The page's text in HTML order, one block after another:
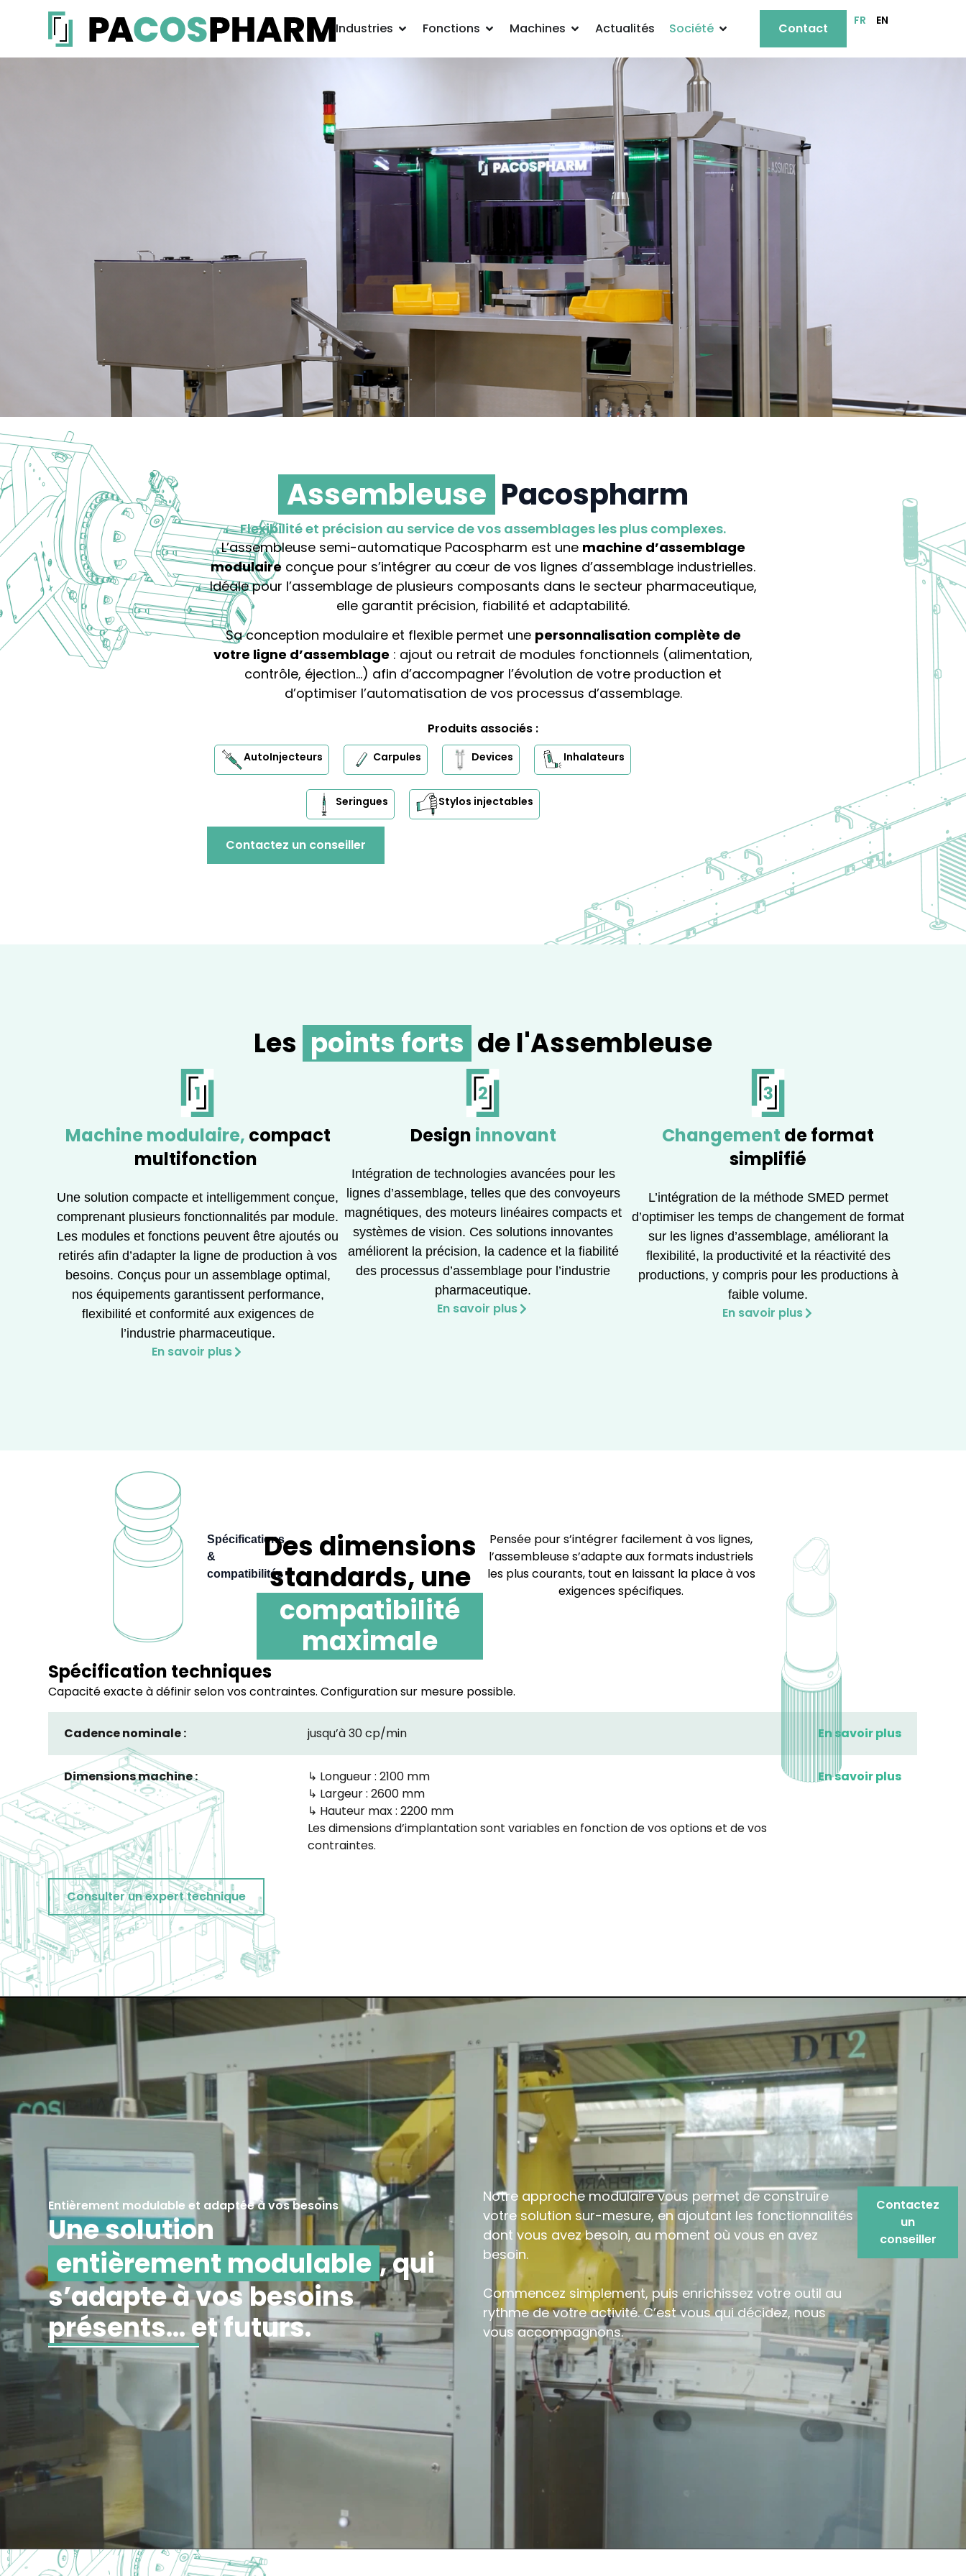
Industries Fonctions Machines Actualités Société Contact
FR EN
Assembleuse Pacospharm
Flexibilité et précision au service de vos assemblages les plus complexes.
L’assembleuse semi-automatique Pacospharm est une machine d’assemblage
modulaire conçue pour s’intégrer au cœur de vos lignes d’assemblage industrielles.
Idéale pour l’assemblage de plusieurs composants dans le secteur pharmaceutique,
elle garantit précision, fiabilité et adaptabilité.
Sa conception modulaire et flexible permet une personnalisation complète de
votre ligne d’assemblage : ajout ou retrait de modules fonctionnels (alimentation,
contrôle, éjection…) afin d’accompagner l’évolution de votre production et
d’optimiser l’automatisation de vos processus d’assemblage.
Produits associés :
AutoInjecteurs Carpules Devices Inhalateurs
Seringues Stylos injectables
Contactez un conseiller
Les points forts de l'Assembleuse
Machine modulaire, compact
multifonction
Une solution compacte et intelligemment conçue,
comprenant plusieurs fonctionnalités par module.
Les modules et fonctions peuvent être ajoutés ou
retirés afin d’adapter la ligne de production à vos
besoins. Conçus pour un assemblage optimal,
nos équipements garantissent performance,
flexibilité et conformité aux exigences de
l’industrie pharmaceutique.
En savoir plus
Design innovant
Intégration de technologies avancées pour les
lignes d’assemblage, telles que des convoyeurs
magnétiques, des moteurs linéaires compacts et
systèmes de vision. Ces solutions innovantes
améliorent la précision, la cadence et la fiabilité
des processus d’assemblage pour l’industrie
pharmaceutique.
En savoir plus
Changement de format
simplifié
L’intégration de la méthode SMED permet
d’optimiser les temps de changement de format
sur les lignes d’assemblage, améliorant la
flexibilité, la productivité et la réactivité des
productions, y compris pour les productions à
faible volume.
En savoir plus
Spécifications
&
compatibilités
Des dimensions
standards, une
compatibilité
maximale
Pensée pour s’intégrer facilement à vos lignes,
l’assembleuse s’adapte aux formats industriels
les plus courants, tout en laissant la place à vos
exigences spécifiques.
Spécification techniques
Capacité exacte à définir selon vos contraintes. Configuration sur mesure possible.
Cadence nominale : jusqu’à 30 cp/min En savoir plus
Dimensions machine :
↳ Longueur : 2100 mm
↳ Largeur : 2600 mm
↳ Hauteur max : 2200 mm
Les dimensions d’implantation sont variables en fonction de vos options et de vos
contraintes.
En savoir plus
Consulter un expert technique
Entièrement modulable et adaptée à vos besoins
Une solution
entièrement modulable , qui
s’adapte à vos besoins
présents… et futurs.
Notre approche modulaire vous permet de construire
votre solution sur-mesure, en ajoutant les fonctionnalités
dont vous avez besoin, au moment où vous en avez
besoin.
Commencez simplement, puis enrichissez votre outil au
rythme de votre activité. C’est vous qui décidez, nous
vous accompagnons.
Contactez
un
conseiller